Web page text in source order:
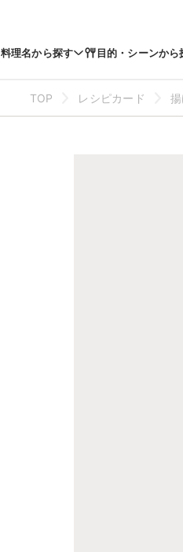
料理名から探す 目的・シーンから
TOP レシピカード